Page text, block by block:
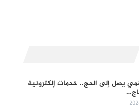
يصل إلى الحج.. خدمات إلكترونية